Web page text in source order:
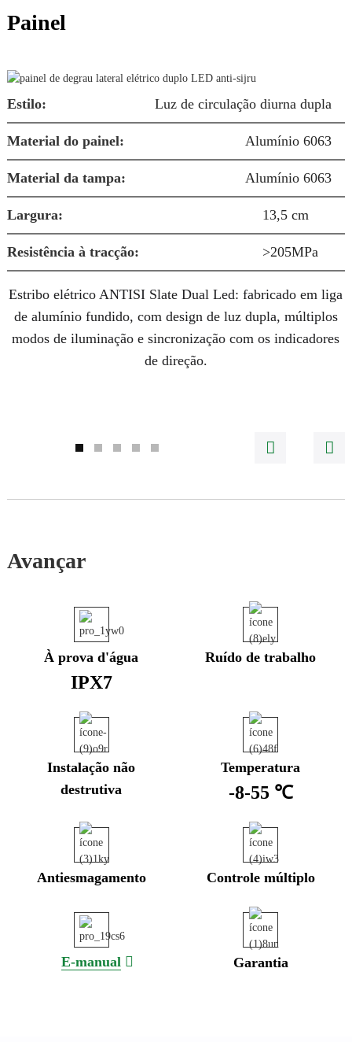
Painel
Estilo: Luz de circulação diurna dupla
Material do painel: Alumínio 6063
Material da tampa: Alumínio 6063
Largura: 13,5 cm
Resistência à tracção: >205MPa
Estribo elétrico ANTISI Slate Dual Led: fabricado em liga
de alumínio fundido, com design de luz dupla, múltiplos
modos de iluminação e sincronização com os indicadores
de direção.
Avançar
À prova d'água
IPX7
Ruído de trabalho
Instalação não
destrutiva
Temperatura
-8-55 ℃
Antiesmagamento Controle múltiplo
E-manual Garantia